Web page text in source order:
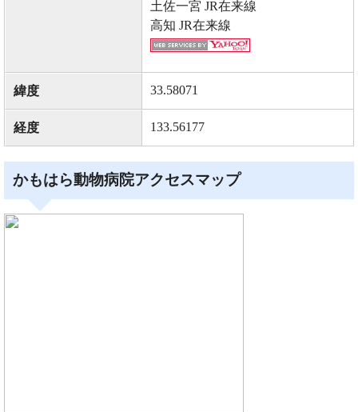
土佐一宮 JR在来線
高知 JR在来線
緯度 33.58071
経度 133.56177
かもはら動物病院アクセスマップ